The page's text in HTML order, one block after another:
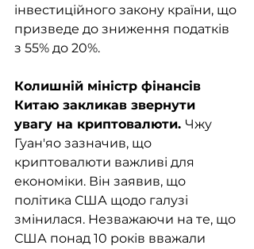
інвестиційного закону країни, що
призведе до зниження податків
з 55% до 20%.
Колишній міністр фінансів
Китаю закликав звернути
увагу на криптовалюти. Чжу
Гуан'яо зазначив, що
криптовалюти важливі для
економіки. Він заявив, що
політика США щодо галузі
змінилася. Незважаючи на те, що
США понад 10 років вважали